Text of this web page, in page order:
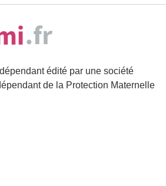
édité par une société
de la Protection Maternelle